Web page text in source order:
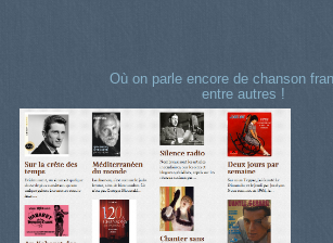
Où on parle encore de chanson
entre autres !